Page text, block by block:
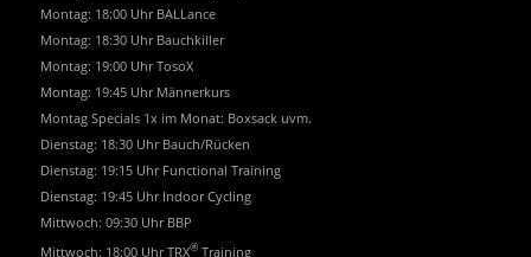
Montag: 18:00 Uhr BALLance
Montag: 18:30 Uhr Bauchkiller
Montag: 19:00 Uhr TosoX
Montag: 19:45 Uhr Männerkurs
Montag Specials 1x im Monat: Boxsack uvm.
Dienstag: 18:30 Uhr Bauch/Rücken
Dienstag: 19:15 Uhr Functional Training
Dienstag: 19:45 Uhr Indoor Cycling
Mittwoch: 09:30 Uhr BBP
Mittwoch: 18:00 Uhr TRX®Training